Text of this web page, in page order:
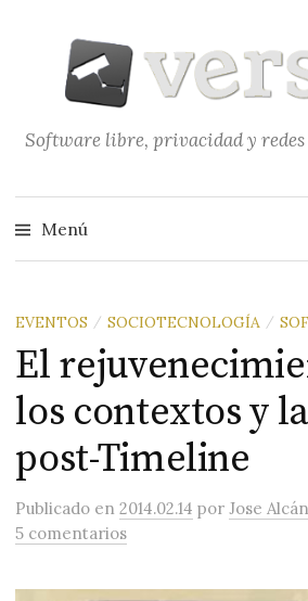
contenido
Software libre, privacidad y
Menú
EVENTOS / SOCIOTECNOLOGÍA /
El
los contextos y
post-Timeline
Publicado en2014.02.14 porJose
5 comentarios